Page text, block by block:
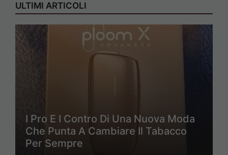
ULTIMI ARTICOLI
I Pro E I Contro Di Una Nuova Moda
Che Punta A Cambiare Il Tabacco
Per Sempre